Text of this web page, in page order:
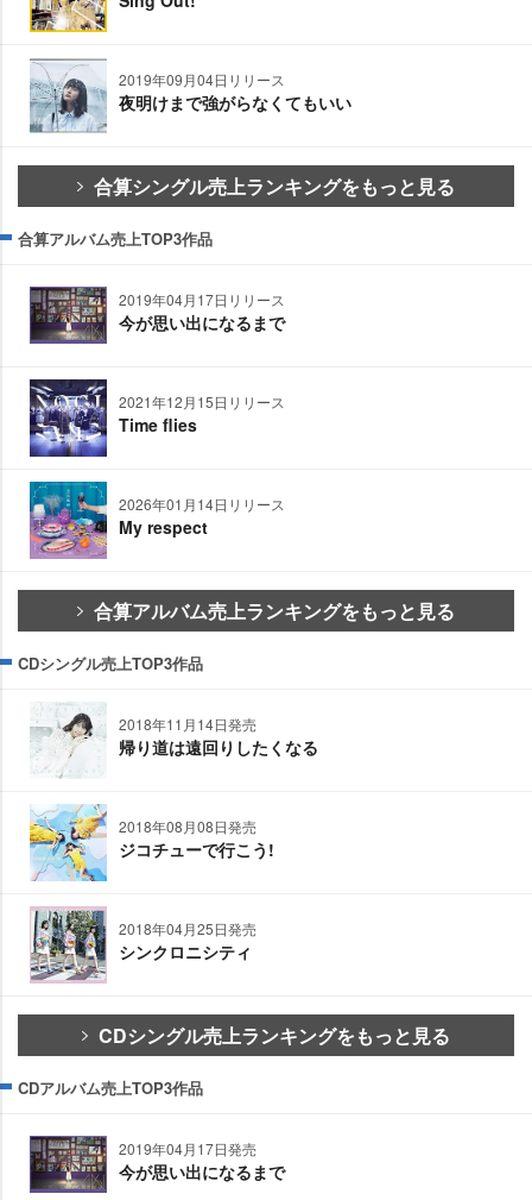
2019年09月04日リリース
夜明けまで強がらなくてもいい
合算シングル売上ランキングをもっと見る
合算アルバム売上TOP3作品
2019年04月17日リリース
今が思い出になるまで
2021年12月15日リリース
Time flies
2026年01月14日リリース
My respect
合算アルバム売上ランキングをもっと見る
CDシングル売上TOP3作品
2018年11月14日発売
帰り道は遠回りしたくなる
2018年08月08日発売
ジコチューで行こう!
2018年04月25日発売
シンクロニシティ
CDシングル売上ランキングをもっと見る
CDアルバム売上TOP3作品
2019年04月17日発売
今が思い出になるまで